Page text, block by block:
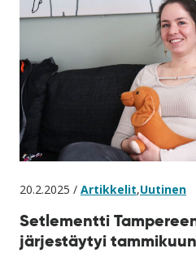
20.2.2025 / Artikkelit,Uutinen
Setlementti
järjestäytyi